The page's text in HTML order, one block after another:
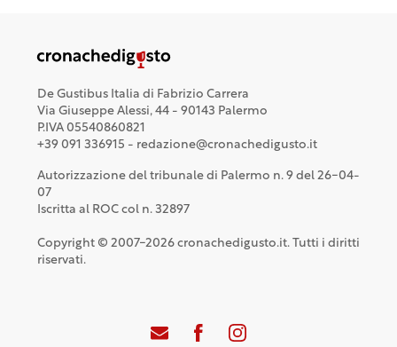
De Gustibus Italia di Fabrizio Carrera
Via Giuseppe Alessi, 44 - 90143 Palermo
P.IVA 05540860821
+39 091 336915 - redazione@cronachedigusto.it
Autorizzazione del tribunale di Palermo n. 9 del 26-04-
07
Iscritta al ROC col n. 32897
Copyright © 2007-2026 cronachedigusto.it. Tutti i diritti
riservati.